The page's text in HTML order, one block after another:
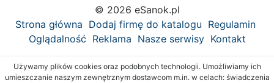
© 2026 eSanok.pl
Strona główna Dodaj firmę do katalogu Regulamin
Oglądalność Reklama Nasze serwisy Kontakt
Używamy plików cookies oraz podobnych technologii. Umożliwiamy ich
umieszczanie naszym zewnętrznym dostawcom m.in. w celach: świadczenia